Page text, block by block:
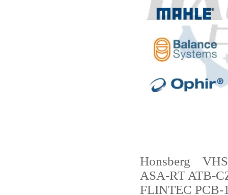
Honsberg
ASA-RT ATB-
FLINTEC PCB-